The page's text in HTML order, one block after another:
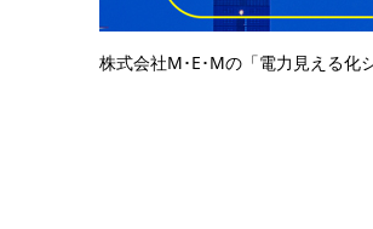
株式会社M･E･Mの「電力見える化